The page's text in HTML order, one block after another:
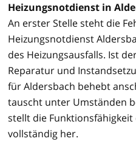
Heizungsnotdienst in
An erster Stelle steht die
Heizungsnotdienst
des Heizungsausfalls. Ist
Reparatur und
für Aldersbach behebt
tauscht unter Umständen
stellt die
vollständig her.